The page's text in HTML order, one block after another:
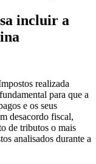
incluir a
realizada
para que a
e os seus
desacordo fiscal,
de tributos o mais
analisados durante a